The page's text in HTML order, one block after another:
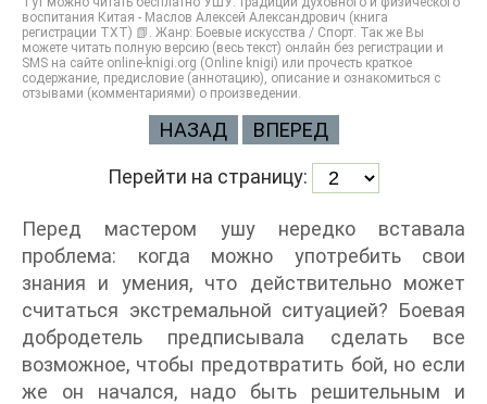
воспитания Китая - Маслов Алексей Александрович (книга
регистрации TXT) 📗. Жанр: Боевые искусства / Спорт. Так же Вы
можете читать полную версию (весь текст) онлайн без регистрации и
SMS на сайте online-knigi.org (Online knigi) или прочесть краткое
содержание, предисловие (аннотацию), описание и ознакомиться с
отзывами (комментариями) о произведении.
НАЗАД ВПЕРЕД
Перейти на страницу:
Перед мастером ушу нередко вставала
проблема: когда можно употребить свои
знания и умения, что действительно может
считаться экстремальной ситуацией? Боевая
добродетель предписывала сделать все
возможное, чтобы предотвратить бой, но если
же он начался, надо быть решительным и